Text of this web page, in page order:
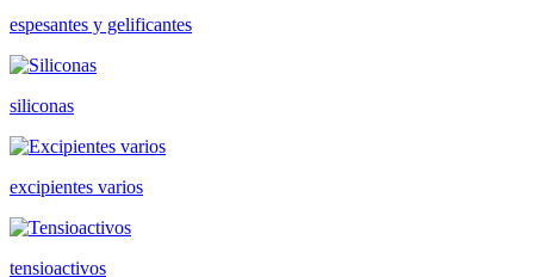
espesantes y gelificantes
siliconas
excipientes varios
tensioactivos